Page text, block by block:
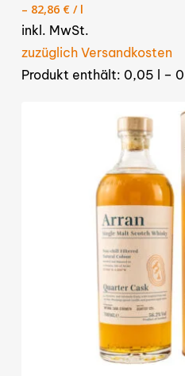
auf.
Die
Optionen
– 82,86 €/ l
inkl. MwSt.
zuzüglich Versandkosten
Produkt enthält: 0,05 l –